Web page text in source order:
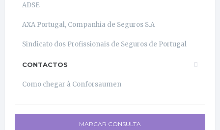
ADSE
AXA Portugal, Companhia de Seguros S.A
Sindicato dos Profissionais de Seguros de Portugal
CONTACTOS
Como chegar à Conforsaumen
MARCAR CONSULTA